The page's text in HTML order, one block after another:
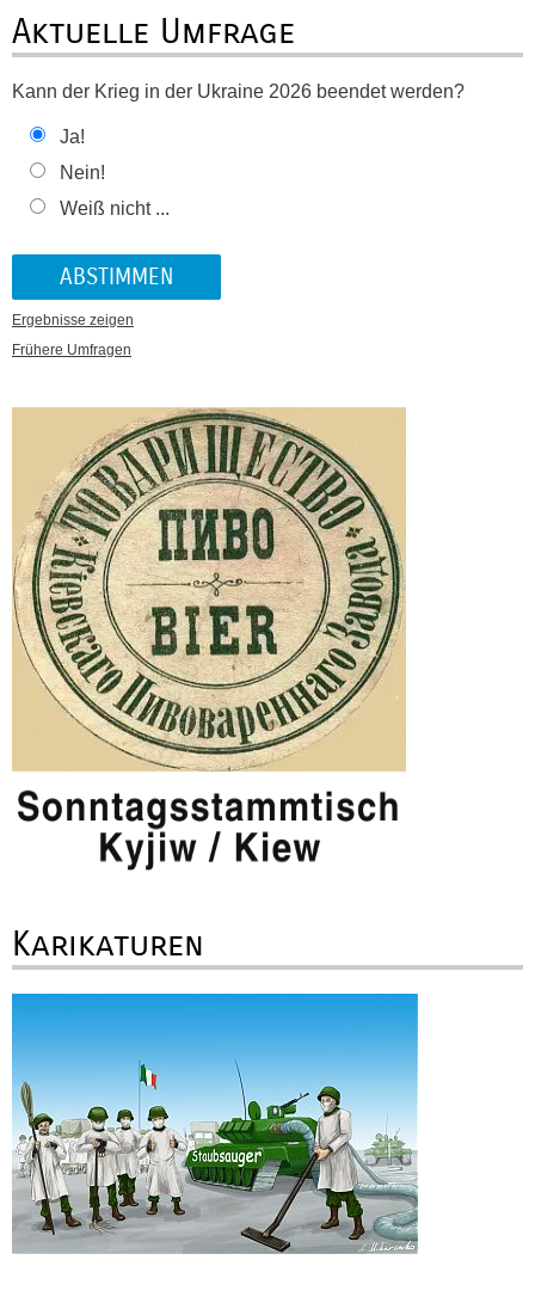
Aktuelle Umfrage
Kann der Krieg in der Ukraine 2026 beendet werden?
Ja!
Nein!
Weiß nicht ...
Ergebnisse zeigen
Frühere Umfragen
Karikaturen